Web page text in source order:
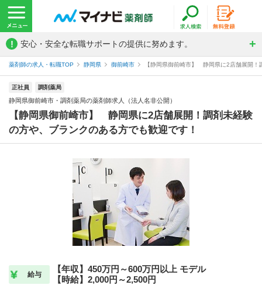
! 安心・安全な転職サポートの提供に努めます。
薬剤師の求人・転職TOP 静岡県 御前崎市 【静岡県御前崎市】 静岡県に2店舗展開
正社員 調剤薬局
静岡県御前崎市・調剤薬局の薬剤師求人（法人名非公開）
【静岡県御前崎市】 静岡県に2店舗展開！調剤未経験
の方や、ブランクのある方でも歓迎です！
給与
【年収】450万円～600万円以上 モデル
【時給】2,000円～2,500円